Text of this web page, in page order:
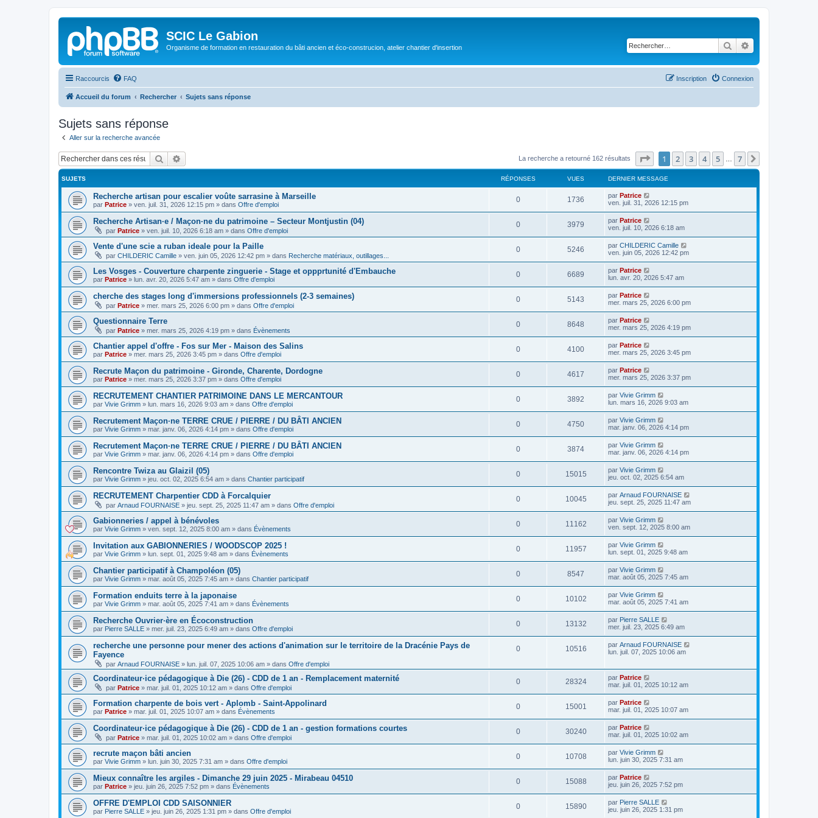
SCIC Le Gabion
Organisme de formation en restauration du bâti ancien et éco-construcion, atelier chantier d'insertion Rechercher
Raccourcis FAQ Connexion
Inscription
Accueil du forum Rechercher Sujets sans réponse
Sujets sans réponse
Aller sur la recherche avancée
Rechercher La recherche a retourné 162 résultats Page sur7
1 2 3 4 5 7
SUJETS RÉPONSES VUES DERNIER MESSAGE
Recherche artisan pour escalier voûte sarrasine à Marseille
par Patrice » ven. juil. 31, 2026 12:15 pm » dans Offre d'emploi
0 1736 par Patrice
ven. juil. 31, 2026 12:15 pm
Recherche Artisan·e / Maçon·ne du patrimoine – Secteur Montjustin (04)
par Patrice » ven. juil. 10, 2026 6:18 am » dans Offre d'emploi
0 3979 par Patrice
ven. juil. 10, 2026 6:18 am
Vente d'une scie a ruban ideale pour la Paille
par CHILDERIC Camille » ven. juin 05, 2026 12:42 pm » dans Recherche matériaux, outillages...
0 5246 par CHILDERIC Camille
ven. juin 05, 2026 12:42 pm
Les Vosges - Couverture charpente zinguerie - Stage et oppprtunité d'Embauche
par Patrice » lun. avr. 20, 2026 5:47 am » dans Offre d'emploi
0 6689 par Patrice
lun. avr. 20, 2026 5:47 am
cherche des stages long d'immersions professionnels (2-3 semaines)
par Patrice » mer. mars 25, 2026 6:00 pm » dans Offre d'emploi
0 5143 par Patrice
mer. mars 25, 2026 6:00 pm
Questionnaire Terre
par Patrice » mer. mars 25, 2026 4:19 pm » dans Évènements
0 8648 par Patrice
mer. mars 25, 2026 4:19 pm
Chantier appel d'offre - Fos sur Mer - Maison des Salins
par Patrice » mer. mars 25, 2026 3:45 pm » dans Offre d'emploi
0 4100 par Patrice
mer. mars 25, 2026 3:45 pm
Recrute Maçon du patrimoine - Gironde, Charente, Dordogne
par Patrice » mer. mars 25, 2026 3:37 pm » dans Offre d'emploi
0 4617 par Patrice
mer. mars 25, 2026 3:37 pm
RECRUTEMENT CHANTIER PATRIMOINE DANS LE MERCANTOUR
par Vivie Grimm » lun. mars 16, 2026 9:03 am » dans Offre d'emploi
0 3892 par Vivie Grimm
lun. mars 16, 2026 9:03 am
Recrutement Maçon·ne TERRE CRUE / PIERRE / DU BÂTI ANCIEN
par Vivie Grimm » mar. janv. 06, 2026 4:14 pm » dans Offre d'emploi
0 4750 par Vivie Grimm
mar. janv. 06, 2026 4:14 pm
Recrutement Maçon·ne TERRE CRUE / PIERRE / DU BÂTI ANCIEN
par Vivie Grimm » mar. janv. 06, 2026 4:14 pm » dans Offre d'emploi
0 3874 par Vivie Grimm
mar. janv. 06, 2026 4:14 pm
Rencontre Twiza au Glaizil (05)
par Vivie Grimm » jeu. oct. 02, 2025 6:54 am » dans Chantier participatif
0 15015 par Vivie Grimm
jeu. oct. 02, 2025 6:54 am
RECRUTEMENT Charpentier CDD à Forcalquier
par Arnaud FOURNAISE » jeu. sept. 25, 2025 11:47 am » dans Offre d'emploi
0 10045 par Arnaud FOURNAISE
jeu. sept. 25, 2025 11:47 am
Gabionneries / appel à bénévoles
par Vivie Grimm » ven. sept. 12, 2025 8:00 am » dans Évènements
0 11162 par Vivie Grimm
ven. sept. 12, 2025 8:00 am
Invitation aux GABIONNERIES / WOODSCOP 2025 !
par Vivie Grimm » lun. sept. 01, 2025 9:48 am » dans Évènements
0 11957 par Vivie Grimm
lun. sept. 01, 2025 9:48 am
Chantier participatif à Champoléon (05)
par Vivie Grimm » mar. août 05, 2025 7:45 am » dans Chantier participatif
0 8547 par Vivie Grimm
mar. août 05, 2025 7:45 am
Formation enduits terre à la japonaise
par Vivie Grimm » mar. août 05, 2025 7:41 am » dans Évènements
0 10102 par Vivie Grimm
mar. août 05, 2025 7:41 am
Recherche Ouvrier·ère en Écoconstruction
par Pierre SALLE » mer. juil. 23, 2025 6:49 am » dans Offre d'emploi
0 13132 par Pierre SALLE
mer. juil. 23, 2025 6:49 am
recherche une personne pour mener des actions d'animation sur le territoire de la Dracénie Pays de
Fayence
par Arnaud FOURNAISE » lun. juil. 07, 2025 10:06 am » dans Offre d'emploi
0 10516 par Arnaud FOURNAISE
lun. juil. 07, 2025 10:06 am
Coordinateur·ice pédagogique à Die (26) - CDD de 1 an - Remplacement maternité
par Patrice » mar. juil. 01, 2025 10:12 am » dans Offre d'emploi
0 28324 par Patrice
mar. juil. 01, 2025 10:12 am
Formation charpente de bois vert - Aplomb - Saint-Appolinard
par Patrice » mar. juil. 01, 2025 10:07 am » dans Évènements
0 15001 par Patrice
mar. juil. 01, 2025 10:07 am
Coordinateur·ice pédagogique à Die (26) - CDD de 1 an - gestion formations courtes
par Patrice » mar. juil. 01, 2025 10:02 am » dans Offre d'emploi
0 30240 par Patrice
mar. juil. 01, 2025 10:02 am
recrute maçon bâti ancien
par Vivie Grimm » lun. juin 30, 2025 7:31 am » dans Offre d'emploi
0 10708 par Vivie Grimm
lun. juin 30, 2025 7:31 am
Mieux connaître les argiles - Dimanche 29 juin 2025 - Mirabeau 04510
par Patrice » jeu. juin 26, 2025 7:52 pm » dans Évènements
0 15088 par Patrice
jeu. juin 26, 2025 7:52 pm
OFFRE D'EMPLOI CDD SAISONNIER
par Pierre SALLE » jeu. juin 26, 2025 1:31 pm » dans Offre d'emploi
0 15890 par Pierre SALLE
jeu. juin 26, 2025 1:31 pm